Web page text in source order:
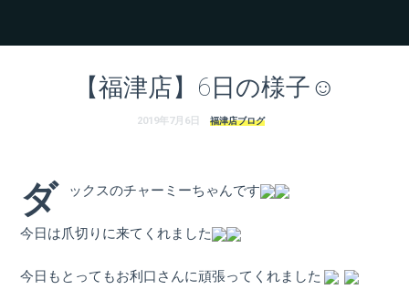
（福
岡
千
早
店
【福津店】6日の様子☺
2019年7月6日 福津店ブログ
ダ ックスのチャーミーちゃんです
今日は爪切りに来てくれました
今日もとってもお利口さんに頑張ってくれました